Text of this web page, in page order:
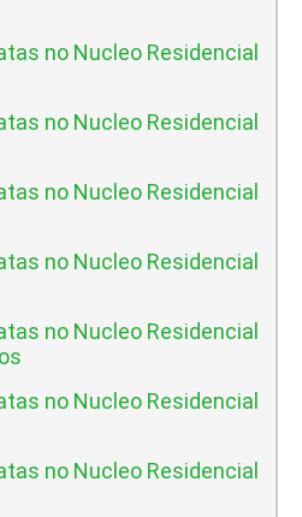
no Nucleo Residencial
no Nucleo Residencial
no Nucleo Residencial
no Nucleo Residencial
no Nucleo Residencial
no Nucleo Residencial
no Nucleo Residencial